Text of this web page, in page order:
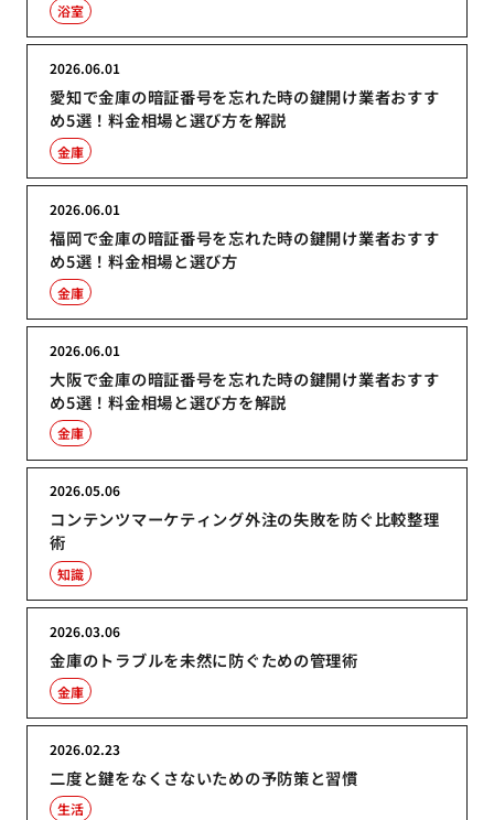
浴室
愛知で金庫の暗証番号を忘れた時の鍵開け業者おすす
め5選！料金相場と選び方を解説
2026.06.01
金庫
福岡で金庫の暗証番号を忘れた時の鍵開け業者おすす
め5選！料金相場と選び方
2026.06.01
金庫
大阪で金庫の暗証番号を忘れた時の鍵開け業者おすす
め5選！料金相場と選び方を解説
2026.06.01
金庫
コンテンツマーケティング外注の失敗を防ぐ比較整理
術
2026.05.06
知識
金庫のトラブルを未然に防ぐための管理術
2026.03.06
金庫
二度と鍵をなくさないための予防策と習慣
2026.02.23
生活